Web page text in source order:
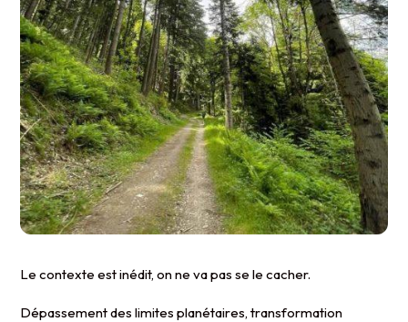
Le contexte est inédit, on ne va pas se le cacher.
Dépassement des limites planétaires, transformation